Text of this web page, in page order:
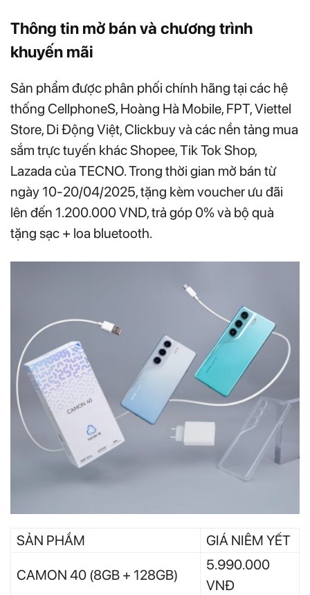
Thông tin mở bán và chương trình
khuyến mãi
Sản phẩm được phân phối chính hãng tại các hệ
thống CellphoneS, Hoàng Hà Mobile, FPT, Viettel
Store, Di Động Việt, Clickbuy và các nền tảng mua
sắm trực tuyến khác Shopee, Tik Tok Shop,
Lazada của TECNO. Trong thời gian mở bán từ
ngày 10-20/04/2025, tặng kèm voucher ưu đãi
lên đến 1.200.000 VND, trả góp 0% và bộ quà
tặng sạc + loa bluetooth.
SẢN PHẨM GIÁ NIÊM YẾT
CAMON 40 (8GB + 128GB)
5.990.000
VNĐ